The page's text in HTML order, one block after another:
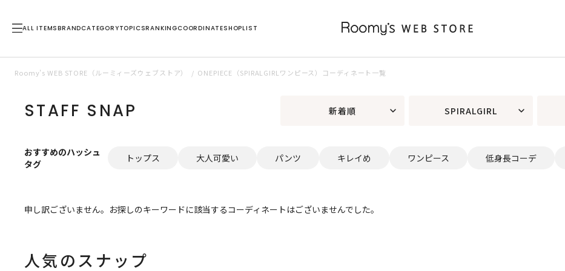
ALL ITEMSBRANDCATEGORYTOPICSRANKINGCOORDINATESHOPLIST
Roomy’s WEB STORE（ルーミィーズウェブストア） ONEPIECE（SPIRALGIRLワンピース）コーディネート一覧
STAFF SNAP 新着順 SPIRALGIRL
おすすめのハッシュ
タグ
トップス 大人可愛い パンツ キレイめ ワンピース 低身長コーデ
申し訳ございません。お探しのキーワードに該当するコーディネートはございませんでした。
人気のスナップ